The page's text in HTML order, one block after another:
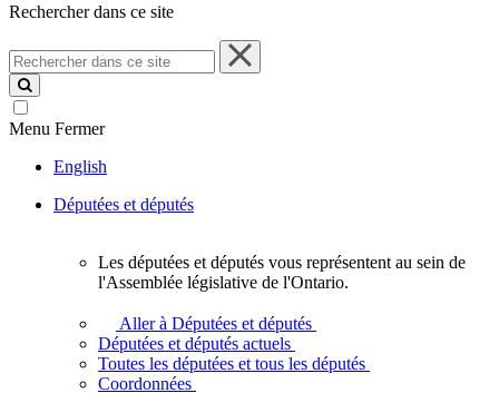
Rechercher dans ce site
Rechercher
dans
ce
site
Menu Fermer
English
Députées et députés
députés
vous
représentent
Les députées et députés vous représentent au sein de
l'Assemblée législative de l'Ontario.
Aller à Députées et députés
Députées et députés actuels
Toutes les députées et tous les députés
Coordonnées